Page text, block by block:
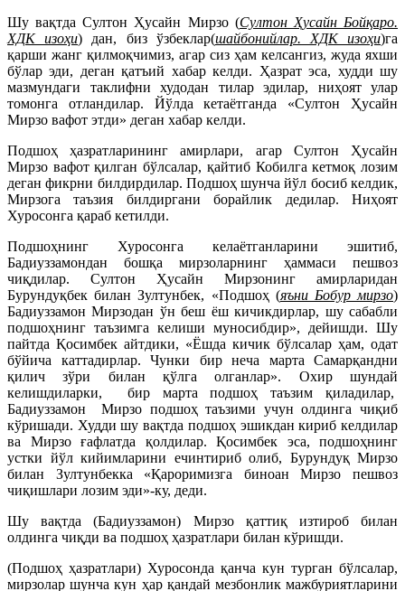
Шу вақтда Султон Ҳусайн Мирзо (Султон Ҳусайн Бойқаро.
ХДК изоҳи) дан, биз ўзбеклар(шайбонийлар. ХДК изоҳи)га
қарши жанг қилмоқчимиз, агар сиз ҳам келсангиз, жуда яхши
бўлар эди, деган қатъий хабар келди. Ҳазрат эса, худди шу
мазмундаги таклифни худодан тилар эдилар, ниҳоят улар
томонга отландилар. Йўлда кетаётганда «Султон Ҳусайн
Мирзо вафот этди» деган хабар келди.
Подшоҳ ҳазратларининг амирлари, агар Султон Ҳусайн
Мирзо вафот қилган бўлсалар, қайтиб Кобилга кетмоқ лозим
деган фикрни билдирдилар. Подшоҳ шунча йўл босиб келдик,
Мирзога таъзия билдиргани борайлик дедилар. Ниҳоят
Хуросонга қараб кетилди.
Подшоҳнинг Хуросонга келаётганларини эшитиб,
Бадиуззамондан бошқа мирзоларнинг ҳаммаси пешвоз
чиқдилар. Султон Ҳусайн Мирзонинг амирларидан
Бурундуқбек билан Зултунбек, «Подшоҳ (яъни Бобур мирзо)
Бадиуззамон Мирзодан ўн беш ёш кичикдирлар, шу сабабли
подшоҳнинг таъзимга келиши муносибдир», дейишди. Шу
пайтда Қосимбек айтдики, «Ёшда кичик бўлсалар ҳам, одат
бўйича каттадирлар. Чунки бир неча марта Самарқандни
қилич зўри билан қўлга олганлар». Охир шундай
келишдиларки, бир марта подшоҳ таъзим қиладилар,
Бадиуззамон Мирзо подшоҳ таъзими учун олдинга чиқиб
кўришади. Худди шу вақтда подшоҳ эшикдан кириб келдилар
ва Мирзо ғафлатда қолдилар. Қосимбек эса, подшоҳнинг
устки йўл кийимларини ечинтириб олиб, Бурундуқ Мирзо
билан Зултунбекка «Қароримизга биноан Мирзо пешвоз
чиқишлари лозим эди»-ку, деди.
Шу вақтда (Бадиуззамон) Мирзо қаттиқ изтироб билан
олдинга чиқди ва подшоҳ ҳазратлари билан кўришди.
(Подшоҳ ҳазратлари) Хуросонда қанча кун турган бўлсалар,
мирзолар шунча кун ҳар қандай мезбонлик мажбуриятларини